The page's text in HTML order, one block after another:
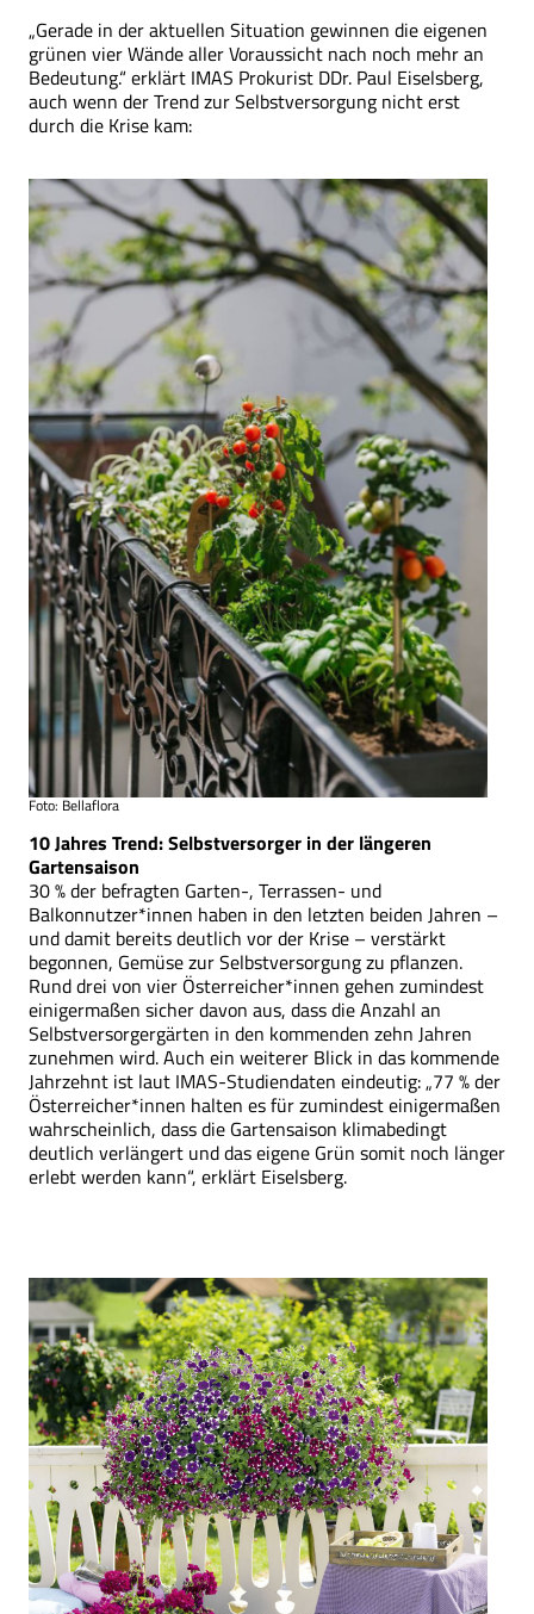
„Gerade in der aktuellen Situation gewinnen die eigenen
grünen vier Wände aller Voraussicht nach noch mehr an
Bedeutung.“ erklärt IMAS Prokurist DDr. Paul Eiselsberg,
auch wenn der Trend zur Selbstversorgung nicht erst
durch die Krise kam:
Foto: Bellaflora
10 Jahres Trend: Selbstversorger in der längeren
Gartensaison
30 % der befragten Garten-, Terrassen- und
Balkonnutzer*innen haben in den letzten beiden Jahren –
und damit bereits deutlich vor der Krise – verstärkt
begonnen, Gemüse zur Selbstversorgung zu pflanzen.
Rund drei von vier Österreicher*innen gehen zumindest
einigermaßen sicher davon aus, dass die Anzahl an
Selbstversorgergärten in den kommenden zehn Jahren
zunehmen wird. Auch ein weiterer Blick in das kommende
Jahrzehnt ist laut IMAS-Studiendaten eindeutig: „77 % der
Österreicher*innen halten es für zumindest einigermaßen
wahrscheinlich, dass die Gartensaison klimabedingt
deutlich verlängert und das eigene Grün somit noch länger
erlebt werden kann“, erklärt Eiselsberg.